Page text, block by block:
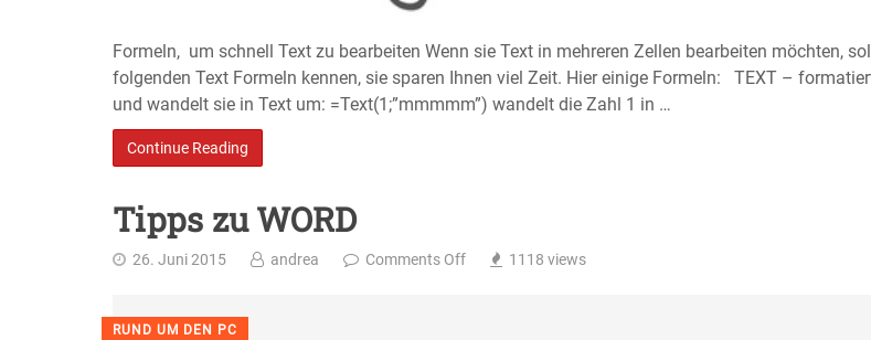
Formeln, um schnell Text zu bearbeiten Wenn sie Text in mehreren Zellen bearbeiten möchten,
folgenden Text Formeln kennen, sie sparen Ihnen viel Zeit. Hier einige Formeln: TEXT –
und wandelt sie in Text um: =Text(1;”mmmmm”) wandelt die Zahl 1 in …
Continue Reading
Tipps zu WORD
26. Juni 2015 andrea Comments Off 1118 views
RUND UM DEN PC